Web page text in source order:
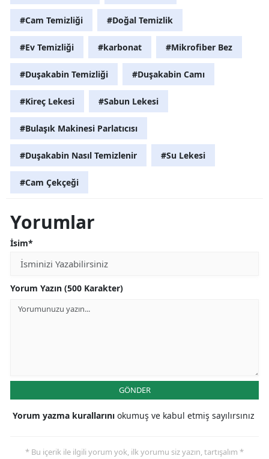
#Cam Temizliği #Doğal Temizlik
#Ev Temizliği #karbonat #Mikrofiber Bez
#Duşakabin Temizliği #Duşakabin Camı
#Kireç Lekesi #Sabun Lekesi
#Bulaşık Makinesi Parlatıcısı
#Duşakabin Nasıl Temizlenir #Su Lekesi
#Cam Çekçeği
Yorumlar
İsim*
Yorum Yazın (500 Karakter)
GÖNDER
Yorum yazma kurallarını okumuş ve kabul etmiş sayılırsınız
* Bu içerik ile ilgili yorum yok, ilk yorumu siz yazın, tartışalım *